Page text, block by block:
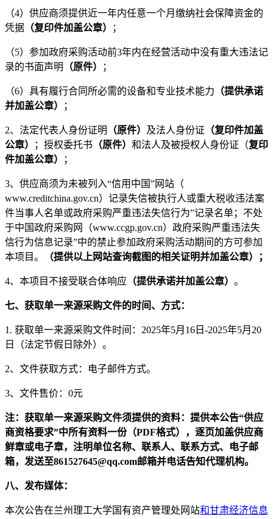
（4）供应商须提供近一年内任意一个月 缴纳社会保障资金的
凭据 （复印件加盖公章） ；
（5）参加政府采购活动前3年内在经营活动中没有重大违法记
录的书面声明
（原件） ；
（6）具有履行合同所必需的设备和专业技术能力 （提供承诺
并加盖公章）
；
2、法定代表人身份证明 （原件） 及法人身份证 （复印件加盖
公章）
；授权委托书 （原件） 和法人及被授权人身份证（复印
件加盖公章）
；
3、供应商须为未被列入“信用中国”网站（
www.creditchina.gov.cn）记录失信被执行人或重大税收违法案
件当事人名单或政府采购严重违法失信行为”记录名单；不处
于中国政府采购网（www.ccgp.gov.cn）政府采购严重违法失
信行为信息记录”中的禁止参加政府采购活动期间的方可参加
本项目。
（提供以上网站查询截图的相关证明并加盖公章）；
4、本项目不接受联合体响应 （提供承诺并加盖公章） 。
七、获取单一来源采购文件的时间、方式：
1. 获取单一来源采购文件时间：2025年5月 16 日 -2025年5月 20
日（法定节假日除外）。
2、文件获取方式：电子邮件方式。
3、文件售价：0元
注：获取单一来源采购文件须提供的资料：提供本公告“供应
商资格要求”中所有资料一份（PDF格式）
，逐页加盖供应商
鲜章或电子章，注明单位名称、联系人、联系方式、电子邮
箱，发送至861527645@qq.com邮箱并电话告知代理机构。
八、发布媒体：
本次公告在兰州理工大学国有资产管理处网站和甘肃经济信息